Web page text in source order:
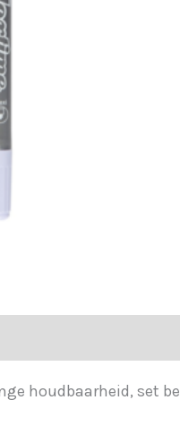
houdbaarheid, set